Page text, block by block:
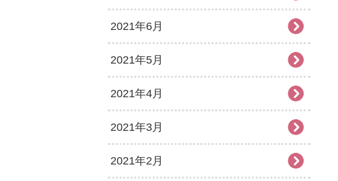
2021年6月
2021年5月
2021年4月
2021年3月
2021年2月